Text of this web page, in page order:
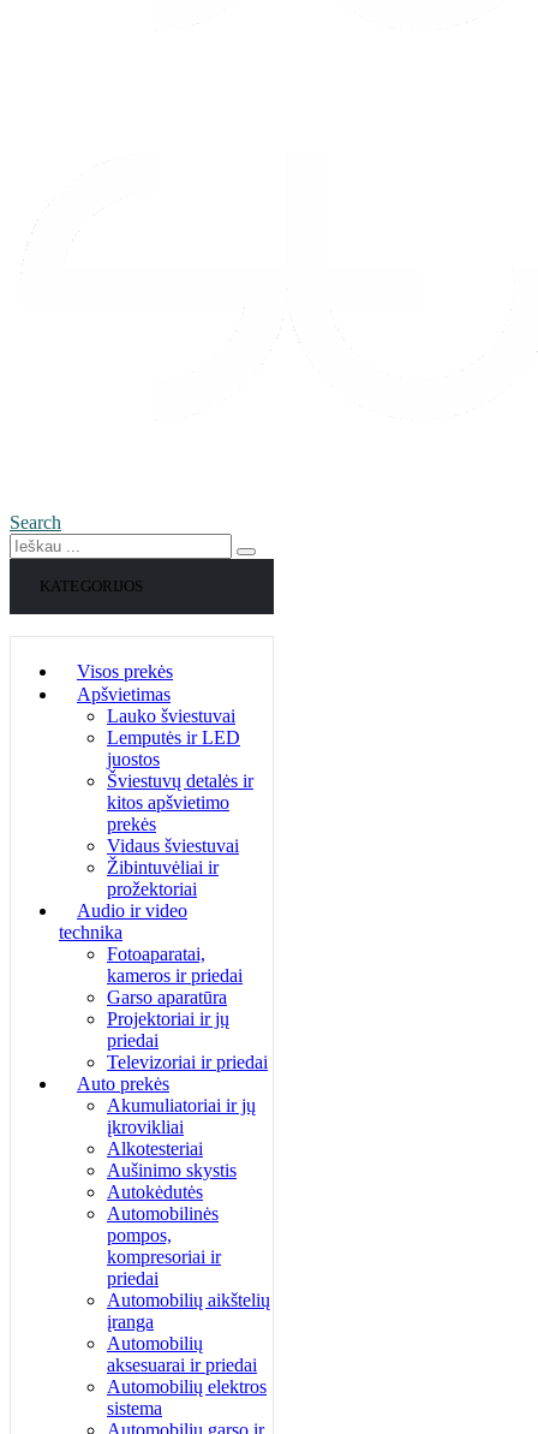
Search
KATEGORIJOS
Visos prekės
Apšvietimas
Lauko šviestuvai
Lemputės ir LED
juostos
Šviestuvų detalės ir
kitos apšvietimo
prekės
Vidaus šviestuvai
Žibintuvėliai ir
prožektoriai
Audio ir video
technika
Fotoaparatai,
kameros ir priedai
Garso aparatūra
Projektoriai ir jų
priedai
Televizoriai ir priedai
Auto prekės
Akumuliatoriai ir jų
įkrovikliai
Alkotesteriai
Aušinimo skystis
Autokėdutės
Automobilinės
pompos,
kompresoriai ir
priedai
Automobilių aikštelių
įranga
Automobilių
aksesuarai ir priedai
Automobilių elektros
sistema
Automobilių garso ir